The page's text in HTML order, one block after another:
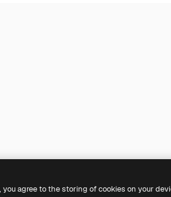
you agree to the storing of cookies on your